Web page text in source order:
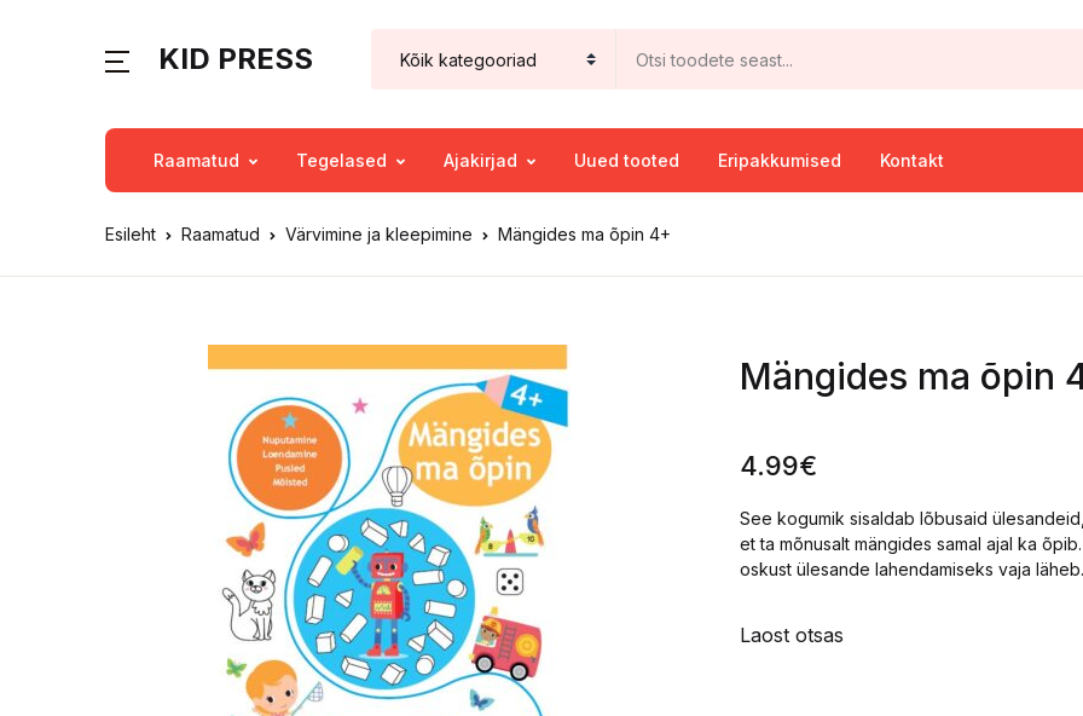
KID PRESS
Raamatud Tegelased Ajakirjad Uued tooted Eripakkumised Kontakt
Esileht Raamatud Värvimine ja kleepimine Mängides ma õpin 4+
Mängides ma õpin
4.99€
See kogumik sisaldab lõbusaid
et ta mõnusalt mängides samal ajal ka
oskust ülesande lahendamiseks vaja läheb.
Laost otsas